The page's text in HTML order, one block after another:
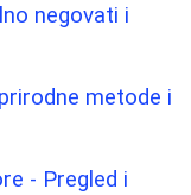
negovati i
metode i
- Pregled i